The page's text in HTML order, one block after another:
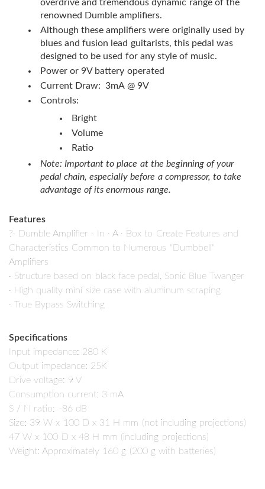
overdrive and tremendous dynamic range of the
renowned Dumble amplifiers.
Although these amplifiers were originally used by
blues and fusion lead guitarists, this pedal was
designed to be used for any style of music.
Power or 9V battery operated
Current Draw: 3mA @ 9V
Controls:
Bright
Volume
Ratio
Note: Important to place at the beginning of your
pedal chain, especially before a compressor, to take
advantage of its enormous range.
Features
?· Dumble Amplifier · In · A · Box to Create Features and
Characteristics Common to Numerous "Dumbbell"
Amplifiers
· Structure based on black face pedal, Sonic Blue Twanger
· High quality mini size case with aluminum scraping
· True Bypass Switching
Specifications
Input impedance: 280 K
Output impedance: 25K
Drive voltage: 9 V
Consumption current: 3 mA
S / N ratio: -86 dB
Size: 39 W x 100 D x 31 H mm (not including projections)
47 W x 100 D x 48 H mm (including projections)
Weight: Approximately 160 g (200 g with batteries)